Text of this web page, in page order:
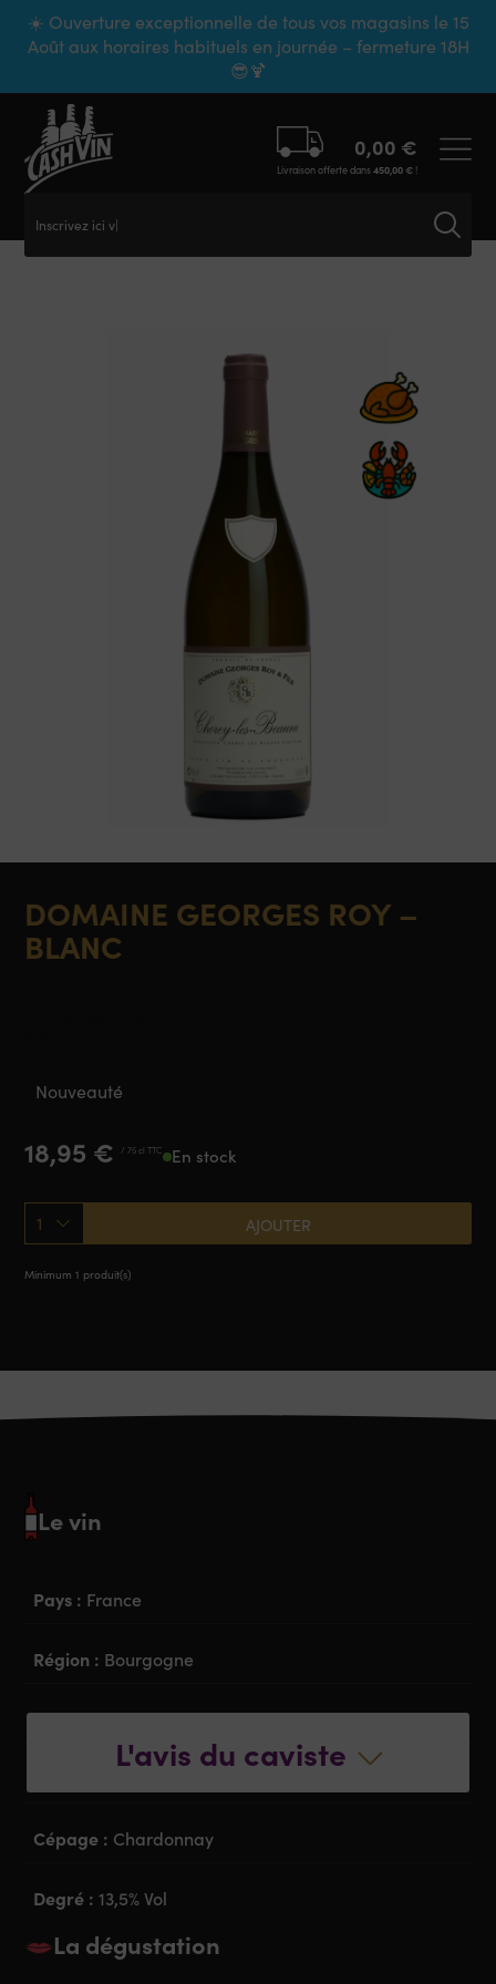
☀️ Ouverture exceptionnelle de tous vos magasins le 15
Août aux horaires habituels en journée – fermeture 18H
😎🍹
Inscrivez ici vot
0,00 €
Livraison offerte dans450,00 €!
DOMAINE GEORGES ROY –
BLANC
18,95 € / 75 cl TTC En stock
1 AJOUTER
Minimum 1 produit(s)
Nouveauté
L'avis du caviste
Le vin
Pays : France
Région : Bourgogne
Appellation :Chorey les Beaune
Cépage : Chardonnay
Degré :13,5% Vol
La dégustation
Panneau de gestion des cookies